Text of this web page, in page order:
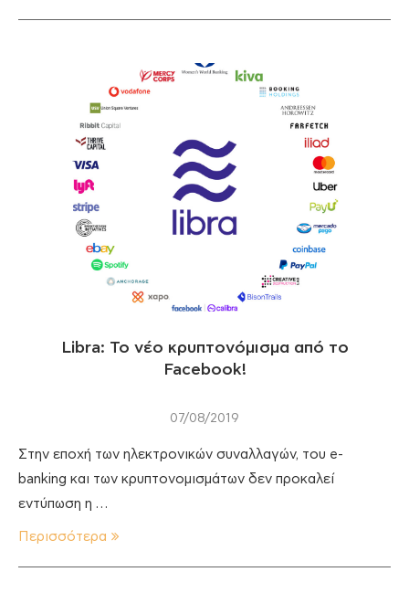
Libra: Το νέο κρυπτονόμισμα από το
Facebook!
07/08/2019
Στην εποχή των ηλεκτρονικών συναλλαγών, του e-
banking και των κρυπτονομισμάτων δεν προκαλεί
εντύπωση η …
Περισσότερα